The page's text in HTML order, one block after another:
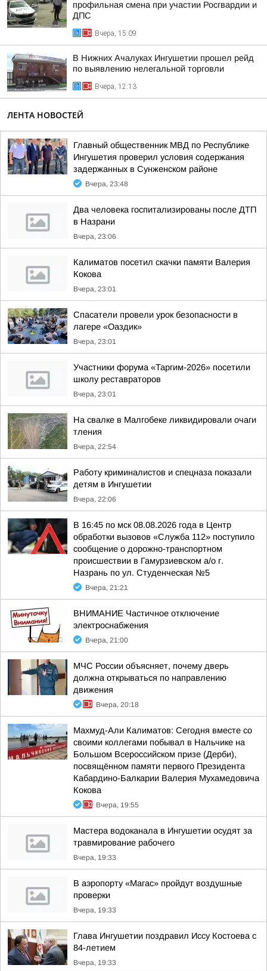
профильная смена при участии Росгвардии и
ДПС
Вчера, 15:09
В Нижних Ачалуках Ингушетии прошел рейд
по выявлению нелегальной торговли
Вчера, 12:13
ЛЕНТА НОВОСТЕЙ
Главный общественник МВД по Республике
Ингушетия проверил условия содержания
задержанных в Сунженском районе
Вчера, 23:48
Два человека госпитализированы после ДТП
в Назрани
Вчера, 23:06
Калиматов посетил скачки памяти Валерия
Кокова
Вчера, 23:01
Спасатели провели урок безопасности в
лагере «Оаздик»
Вчера, 23:01
Участники форума «Таргим-2026» посетили
школу реставраторов
Вчера, 23:01
На свалке в Малгобеке ликвидировали очаги
тления
Вчера, 22:54
Работу криминалистов и спецназа показали
детям в Ингушетии
Вчера, 22:06
В 16:45 по мск 08.08.2026 года в Центр
обработки вызовов «Служба 112» поступило
сообщение о дорожно-транспортном
происшествии в Гамурзиевском а/о г.
Назрань по ул. Студенческая №5
Вчера, 21:21
ВНИМАНИЕ Частичное отключение
электроснабжения
Вчера, 21:00
МЧС России объясняет, почему дверь
должна открываться по направлению
движения
Вчера, 20:18
Махмуд-Али Калиматов: Сегодня вместе со
своими коллегами побывал в Нальчике на
Большом Всероссийском призе (Дерби),
посвящённом памяти первого Президента
Кабардино-Балкарии Валерия Мухамедовича
Кокова
Вчера, 19:55
Мастера водоканала в Ингушетии осудят за
травмирование рабочего
Вчера, 19:33
В аэропорту «Магас» пройдут воздушные
проверки
Вчера, 19:33
Глава Ингушетии поздравил Иссу Костоева с
84-летием
Вчера, 19:33